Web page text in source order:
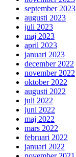
september 2023
augusti 2023
juli 2023
maj 2023
april 2023
januari 2023
december 2022
november 2022
oktober 2022
augusti 2022
juli 2022
juni 2022
maj 2022
mars 2022
februari 2022
januari 2022